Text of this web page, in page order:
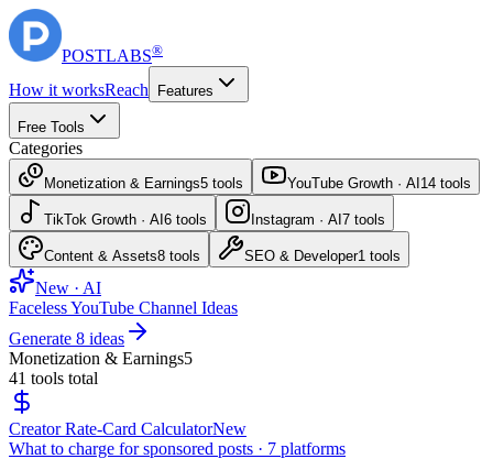
POSTLABS®
How it worksReach Features
Free Tools
Categories
Monetization & Earnings5 tools YouTube Growth · AI 14 tools
TikTok Growth · AI 6 tools Instagram · AI 7 tools
Content & Assets8 tools SEO & Developer1 tools
New · AI
Faceless YouTube Channel Ideas
Generate 8 ideas
Monetization & Earnings5
41 tools total
Creator Rate-Card CalculatorNew
What to charge for sponsored posts · 7 platforms